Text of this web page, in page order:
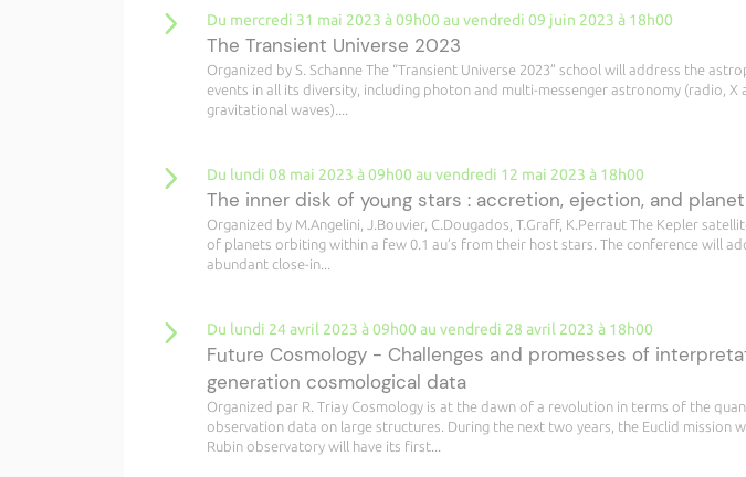
Du mercredi 31 mai 2023 à 09h00 au vendredi 09 juin 2023 à 18h00
The Transient Universe 2023
Organized by S. Schanne The “Transient Universe 2023” school will address the
events in all its diversity, including photon and multi-messenger astronomy (radio, X
gravitational waves)....
Du lundi 08 mai 2023 à 09h00 au vendredi 12 mai 2023 à 18h00
The inner disk of young stars : accretion, ejection, and
Organized by M.Angelini, J.Bouvier, C.Dougados, T.Graff, K.Perraut The Kepler
of planets orbiting within a few 0.1 au’s from their host stars. The conference will
abundant close-in...
Du lundi 24 avril 2023 à 09h00 au vendredi 28 avril 2023 à 18h00
Future Cosmology - Challenges and promesses of
generation cosmological data
Organized par R. Triay Cosmology is at the dawn of a revolution in terms of the
observation data on large structures. During the next two years, the Euclid mission
Rubin observatory will have its first...